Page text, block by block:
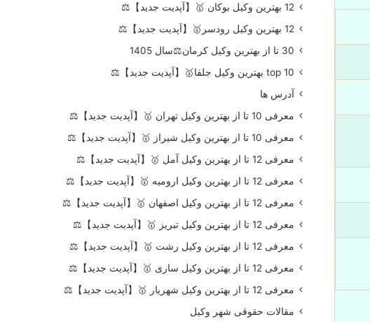
12 بهترین وکیل بوکان 🥇【آپدیت جدید】⚖️
12 بهترین وکیل رودسر🥇【آپدیت جدید】⚖️
30 تا از بهترین وکیل کرمان⚖️سال 1405
top 10 بهترین وکیل جلفا🥇【آپدیت جدید】⚖️
آدرس ها
معرفی 10 تا از بهترین وکیل تهران 🥇【آپدیت جدید】⚖️
معرفی 10 تا از بهترین وکیل شیراز 🥇【آپدیت جدید】⚖️
معرفی 12 تا از بهترین وکیل آمل 🥇【آپدیت جدید】⚖️
معرفی 12 تا از بهترین وکیل ارومیه 🥇【آپدیت جدید】⚖️
معرفی 12 تا از بهترین وکیل اصفهان 🥇【آپدیت جدید】⚖️
معرفی 12 تا از بهترین وکیل تبریز 🥇【آپدیت جدید】⚖️
معرفی 12 تا از بهترین وکیل رشت 🥇【آپدیت جدید】⚖️
معرفی 12 تا از بهترین وکیل ساری 🥇【آپدیت جدید】⚖️
معرفی 12 تا از بهترین وکیل شهریار 🥇【آپدیت جدید】⚖️
مقالات حقوقی شهر وکیل